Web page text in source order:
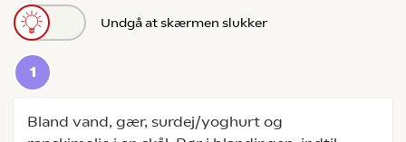
Undgå at skærmen slukker
Bland vand, gær, surdej/yoghurt og